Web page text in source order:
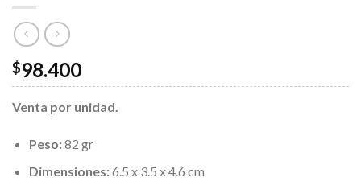
$98.400
Venta por unidad.
Peso:82 gr
Dimensiones:6.5 x 3.5 x 4.6 cm